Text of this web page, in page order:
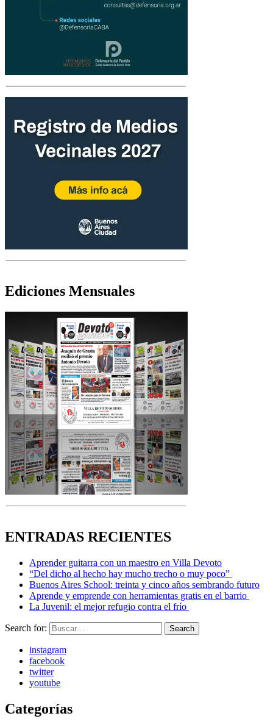
Ediciones Mensuales
ENTRADAS RECIENTES
Aprender guitarra con un maestro en Villa Devoto
“Del dicho al hecho hay mucho trecho o muy poco”
Buenos Aires School: treinta y cinco años sembrando futuro
Aprende y emprende con herramientas gratis en el barrio
La Juvenil: el mejor refugio contra el frío
Search for: Search
instagram
facebook
twitter
youtube
Categorías